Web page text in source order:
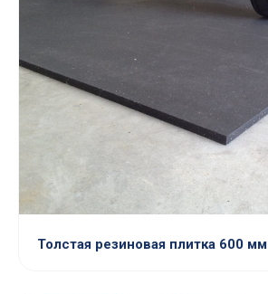
Толстая резиновая плитка 600 мм